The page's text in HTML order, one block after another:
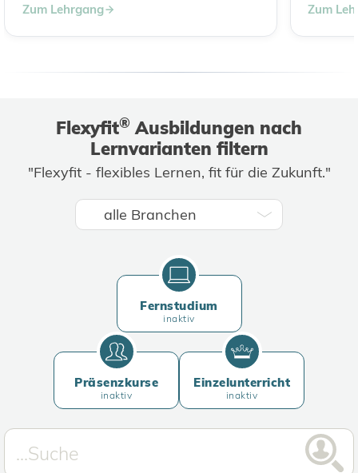
Zum Lehrgang Zum
Flexyfit® Ausbildungen nach
Lernvarianten filtern
"Flexyfit - flexibles Lernen, fit für die Zukunft."
Fernstudium
inaktiv
Präsenzkurse
inaktiv
Einzelunterricht
inaktiv